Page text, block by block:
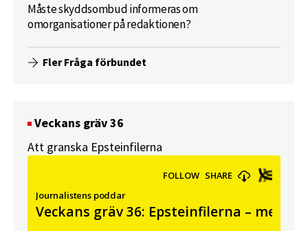
Måste skyddsombud informeras om
omorganisationer på redaktionen?
Fler Fråga förbundet
Veckans gräv 36
Att granska Epsteinfilerna